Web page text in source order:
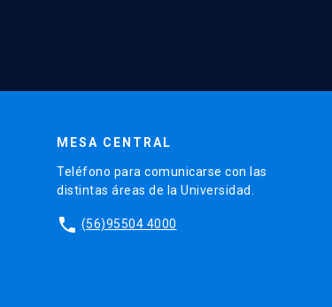
MESA CENTRAL
Teléfono para comunicarse con las
distintas áreas de la Universidad.
phone (56)95504 4000